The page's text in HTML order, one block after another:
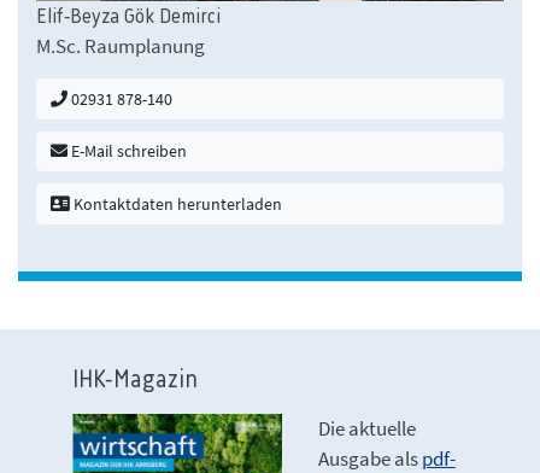
Elif-Beyza Gök Demirci
M.Sc. Raumplanung
02931 878-140
E-Mail schreiben
Kontaktdaten herunterladen
IHK-Magazin
Die aktuelle
Ausgabe alspdf-